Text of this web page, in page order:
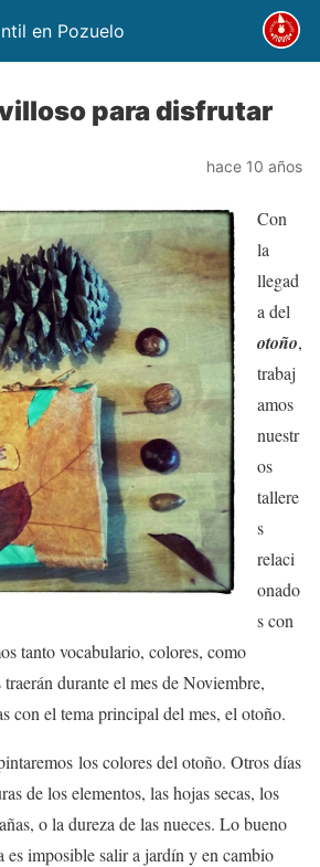
en Pozuelo
para disfrutar
hace 10 años
Con
la
llegad
a del
otoño,
trabaj
amos
nuestr
os
tallere
s
relaci
onado
s con
tanto vocabulario, colores, como
durante el mes de Noviembre,
con el tema principal del mes, el otoño.
los colores del otoño. Otros días
de los elementos, las hojas secas, los
o la dureza de las nueces. Lo bueno
es imposible salir a jardín y en cambio